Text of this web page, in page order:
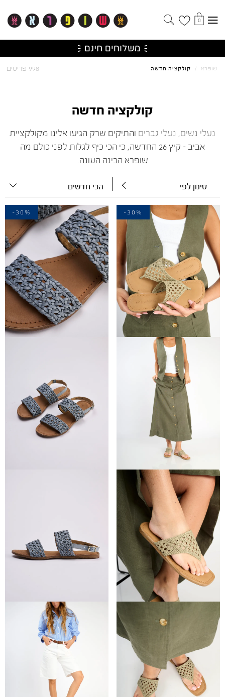
0
שופרא / קולקציה חדשה
קולקציה חדשה
נעלי נשים, נעלי גברים והתיקים שרק הגיעו אלינו מקולקציית
אביב – קיץ 26 החדשה, כי הכי כיף לגלות לפני כולם מה
שופרא הכינה העונה.
סינון לפי
998 פריטים
הכי חדשים
-30%
-30%